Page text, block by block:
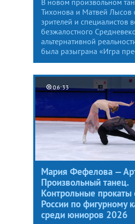
Тихонова и Матвей Лысов
зрителей и специалистов
безжалостного
альтернативной
была разыграна «Игра
06:33
Мария Фефелова —
Произвольный танец.
Контрольные прокаты
России по фигурному
среди юниоров 2026